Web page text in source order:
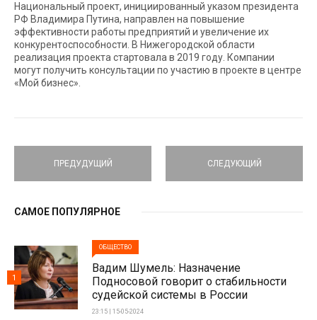
Национальный проект, инициированный указом президента
РФ Владимира Путина, направлен на повышение
эффективности работы предприятий и увеличение их
конкурентоспособности. В Нижегородской области
реализация проекта стартовала в 2019 году. Компании
могут получить консультации по участию в проекте в центре
«Мой бизнес».
ПРЕДУДУЩИЙ СЛЕДУЮЩИЙ
САМОЕ ПОПУЛЯРНОЕ
ОБЩЕСТВО
Вадим Шумель: Назначение
Подносовой говорит о стабильности
судейской системы в России
23:15 | 15-05-2024
1